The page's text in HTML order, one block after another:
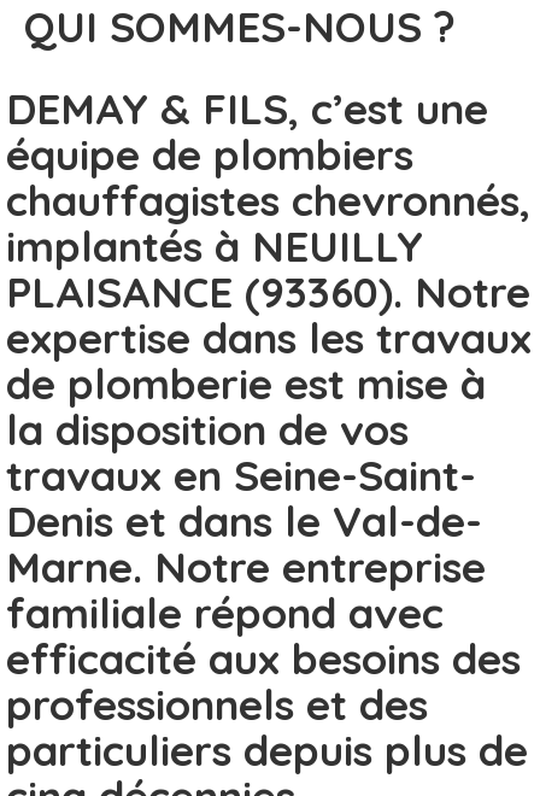
QUI SOMMES-NOUS ?
DEMAY & FILS, c’est une
équipe de plombiers
chauffagistes chevronnés,
implantés à NEUILLY
PLAISANCE (93360). Notre
expertise dans les travaux
de plomberie est mise à
la disposition de vos
travaux en Seine-Saint-
Denis et dans le Val-de-
Marne. Notre entreprise
familiale répond avec
efficacité aux besoins des
professionnels et des
particuliers depuis plus de